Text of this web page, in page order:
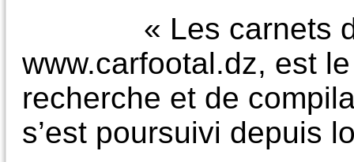
« Les carnets du
www.carfootal.dz, est
recherche et de
s’est poursuivi depuis